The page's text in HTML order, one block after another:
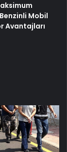
Mobil
Avantajları